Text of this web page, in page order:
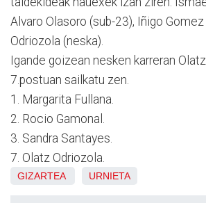
Alvaro Olasoro (sub-23), Iñigo
Odriozola (neska).
Igande goizean nesken karreran
7.postuan sailkatu zen.
1. Margarita Fullana.
2. Rocio Gamonal.
3. Sandra Santayes.
7. Olatz Odriozola.
GIZARTEA URNIETA